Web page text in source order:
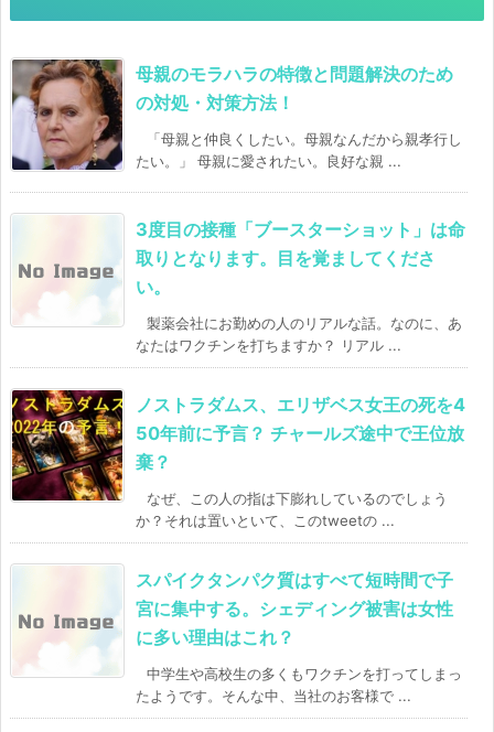
母親のモラハラの特徴と問題解決のため
の対処・対策方法！
「母親と仲良くしたい。母親なんだから親孝行し
たい。」 母親に愛されたい。良好な親 ...
3度目の接種「ブースターショット」は命
取りとなります。目を覚ましてくださ
い。
製薬会社にお勤めの人のリアルな話。なのに、あ
なたはワクチンを打ちますか？ リアル ...
ノストラダムス、エリザベス女王の死を4
50年前に予言？ チャールズ途中で王位放
棄？
なぜ、この人の指は下膨れしているのでしょう
か？それは置いといて、このtweetの ...
スパイクタンパク質はすべて短時間で子
宮に集中する。シェディング被害は女性
に多い理由はこれ？
中学生や高校生の多くもワクチンを打ってしまっ
たようです。そんな中、当社のお客様で ...